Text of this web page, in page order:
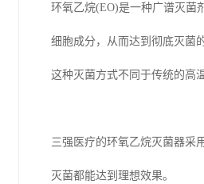
环氧乙烷(EO)是一种广谱灭菌
细胞成分，从而达到彻底灭菌
这种灭菌方式不同于传统的高
三强医疗的环氧乙烷灭菌器采
灭菌都能达到理想效果。